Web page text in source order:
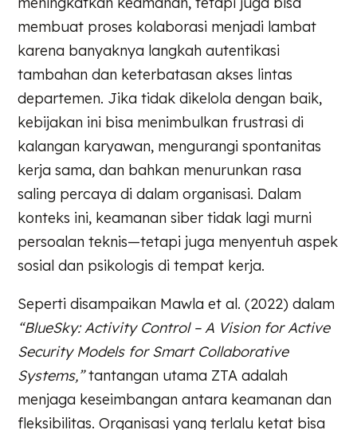
membuat proses kolaborasi menjadi lambat
karena banyaknya langkah autentikasi
tambahan dan keterbatasan akses lintas
departemen. Jika tidak dikelola dengan baik,
kebijakan ini bisa menimbulkan frustrasi di
kalangan karyawan, mengurangi spontanitas
kerja sama, dan bahkan menurunkan rasa
saling percaya di dalam organisasi. Dalam
konteks ini, keamanan siber tidak lagi murni
persoalan teknis—tetapi juga menyentuh aspek
sosial dan psikologis di tempat kerja.
Seperti disampaikan Mawla et al. (2022) dalam
“BlueSky: Activity Control – A Vision for Active
Security Models for Smart Collaborative
Systems,”tantangan utama ZTA adalah
menjaga keseimbangan antara keamanan dan
fleksibilitas. Organisasi yang terlalu ketat bisa